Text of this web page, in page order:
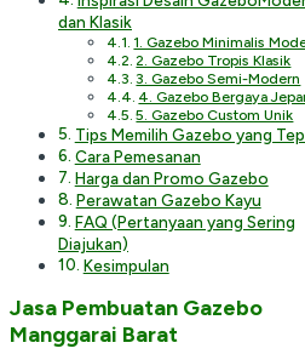
dan Klasik
1. Gazebo Minimalis
2. Gazebo Tropis Klasik
3. Gazebo Semi-Modern
4. Gazebo Bergaya
5. Gazebo Custom Unik
Tips Memilih Gazebo yang
Cara Pemesanan
Harga dan Promo Gazebo
Perawatan Gazebo Kayu
FAQ (Pertanyaan yang Sering
Diajukan)
Kesimpulan
Jasa Pembuatan Gazebo
Manggarai Barat